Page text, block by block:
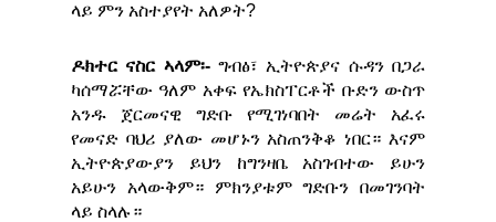
ላይ ምን አስተያየት አለዎት?
ዶክተር ናስር ኣላም፡- ግብፅ፣ ኢትዮጵያና ሱዳን በጋራ
ካሰማሯቸው ዓለም አቀፍ የኤክስፐርቶች ቡድን ውስጥ
አንዱ ጀርመናዊ ግድቡ የሚገነባበት መሬት አፈሩ
የመናድ ባህሪ ያለው መሆኑን አስጠንቅቆ ነበር። እናም
ኢትዮጵያውያን ይህን ከግንዛቤ አስገብተው ይሁን
አይሁን አላውቅም። ምክንያቱም ግድቡን በመገንባት
ላይ ስላሉ።